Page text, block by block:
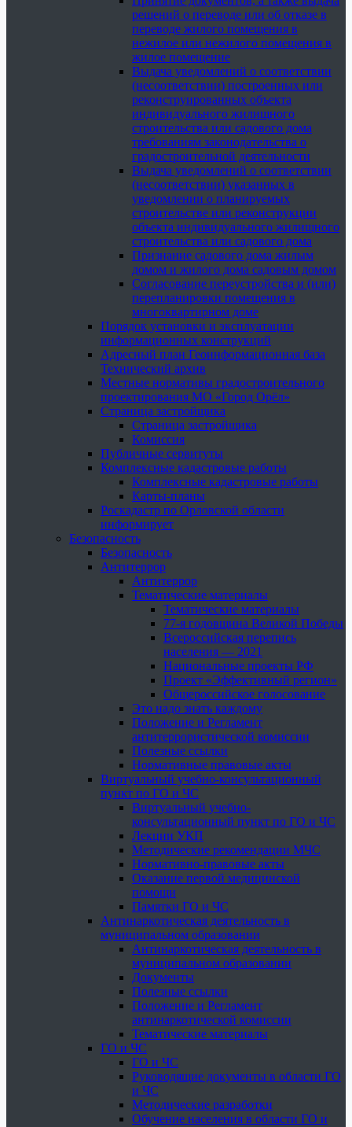
решений о переводе или об отказе в
переводе жилого помещения в
нежилое или нежилого помещения в
жилое помещение
Выдача уведомлений о соответствии
(несоответствии) построенных или
реконструированных объекта
индивидуального жилищного
строительства или садового дома
требованиям законодательства о
градостроительной деятельности
Выдача уведомлений о соответствии
(несоответствии) указанных в
уведомлении о планируемых
строительстве или реконструкции
объекта индивидуального жилищного
строительства или садового дома
Признание садового дома жилым
домом и жилого дома садовым домом
Согласование переустройства и (или)
перепланировки помещения в
многоквартирном доме
Порядок установки и эксплуатации
информационных конструкций
Адресный план Геоинформационная база
Технический архив
Местные нормативы градостроительного
проектирования МО «Город Орёл»
Страница застройщика
Страница застройщика
Комиссия
Публичные сервитуты
Комплексные кадастровые работы
Комплексные кадастровые работы
Карты-планы
Роскадастр по Орловской области
информирует
Безопасность
Безопасность
Антитеррор
Антитеррор
Тематические материалы
Тематические материалы
77-я годовщина Великой Победы
Всероссийская перепись
населения — 2021
Национальные проекты РФ
Проект «Эффективный регион»
Общероссийское голосование
Это надо знать каждому
Положение и Регламент
антитеррористической комиссии
Полезные ссылки
Нормативные правовые акты
Виртуальный учебно-консультационный
пункт по ГО и ЧС
Виртуальный учебно-
консультационный пункт по ГО и ЧС
Лекции УКП
Методические рекомендации МЧС
Нормативно-правовые акты
Оказание первой медицинской
помощи
Памятки ГО и ЧС
Антинаркотическая деятельность в
муниципальном образовании
Антинаркотическая деятельность в
муниципальном образовании
Документы
Полезные ссылки
Положение и Регламент
антинаркотической комиссии
Тематические материалы
ГО и ЧС
ГО и ЧС
Руководящие документы в области ГО
и ЧС
Методические разработки
Обучение населения в области ГО и